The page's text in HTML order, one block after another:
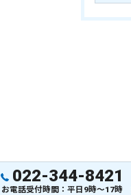
022-344-8421
お電話受付時間：平日9時～17時